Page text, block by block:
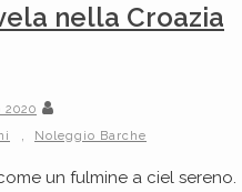
nella Croazia
2020
, Noleggio Barche
un fulmine a ciel sereno.